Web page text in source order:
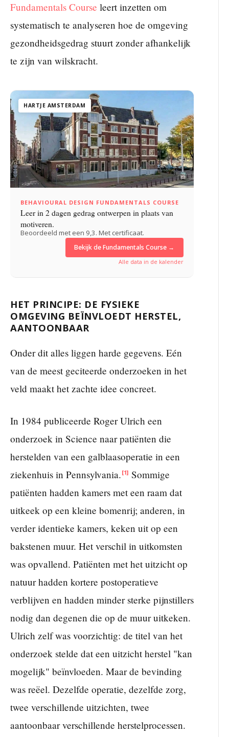
Fundamentals Course leert inzetten om
systematisch te analyseren hoe de omgeving
gezondheidsgedrag stuurt zonder afhankelijk
te zijn van wilskracht.
HARTJE AMSTERDAM
BEHAVIOURAL DESIGN FUNDAMENTALS COURSE
Leer in 2 dagen gedrag ontwerpen in plaats van
motiveren.
Beoordeeld met een 9,3. Met certificaat.
Bekijk de Fundamentals Course →
Alle data in de kalender
HET PRINCIPE: DE FYSIEKE
OMGEVING BEÏNVLOEDT HERSTEL,
AANTOONBAAR
Onder dit alles liggen harde gegevens. Eén
van de meest geciteerde onderzoeken in het
veld maakt het zachte idee concreet.
In 1984 publiceerde Roger Ulrich een
onderzoek in Science naar patiënten die
herstelden van een galblaasoperatie in een
ziekenhuis in Pennsylvania. [1] Sommige
patiënten hadden kamers met een raam dat
uitkeek op een kleine bomenrij; anderen, in
verder identieke kamers, keken uit op een
bakstenen muur. Het verschil in uitkomsten
was opvallend. Patiënten met het uitzicht op
natuur hadden kortere postoperatieve
verblijven en hadden minder sterke pijnstillers
nodig dan degenen die op de muur uitkeken.
Ulrich zelf was voorzichtig: de titel van het
onderzoek stelde dat een uitzicht herstel "kan
mogelijk" beïnvloeden. Maar de bevinding
was reëel. Dezelfde operatie, dezelfde zorg,
twee verschillende uitzichten, twee
aantoonbaar verschillende herstelprocessen.